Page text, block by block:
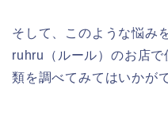
そして、このような悩み
ruhru（ルール）のお店
類を調べてみてはいかが